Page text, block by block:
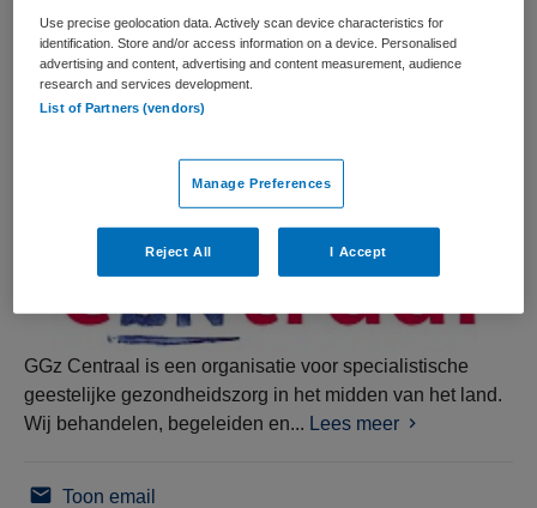
Deze vacature Teamleider Huismeesters bij GGz
Centraal is niet meer actueel. Hieronder staan enkele
vergelijkbare vacatures die voor u wellicht interessant
zijn.
GGz Centraal is een organisatie voor specialistische
geestelijke gezondheidszorg in het midden van het land.
Wij behandelen, begeleiden en... Lees meer
Toon email
Use precise geolocation data. Actively scan device characteristics for
identification. Store and/or access information on a device. Personalised
advertising and content, advertising and content measurement, audience
research and services development.
List of Partners (vendors)
Manage Preferences
Reject All I Accept